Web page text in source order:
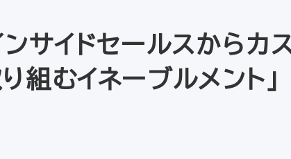
サイドセールスからカ
組むイネーブルメント」